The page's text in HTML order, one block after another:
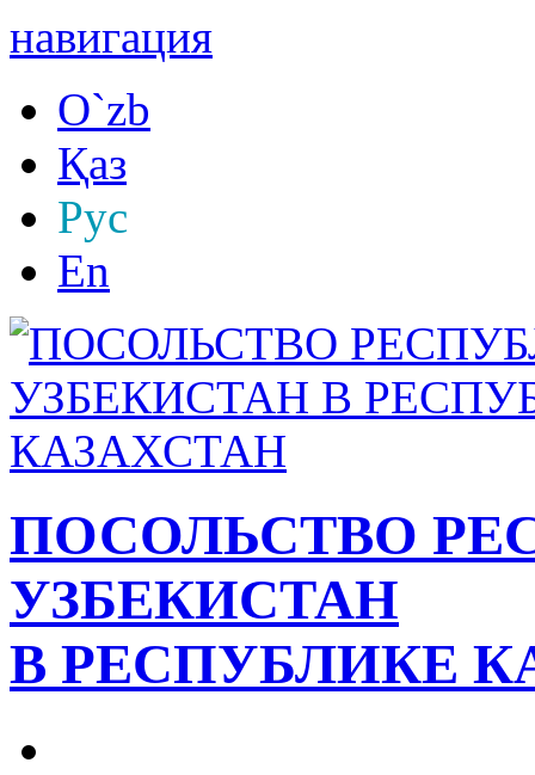
навигация
O`zb
Қаз
Рус
En
ПОСОЛЬСТВО
УЗБЕКИСТАН
В РЕСПУБЛИКЕ